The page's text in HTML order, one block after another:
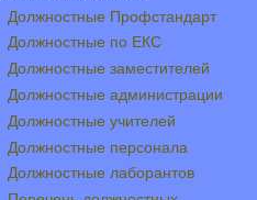
Должностные Профстандарт
Должностные по ЕКС
Должностные заместителей
Должностные администрации
Должностные учителей
Должностные персонала
Должностные лаборантов